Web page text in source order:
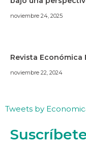
noviembre 24, 2025
Revista Económica
noviembre 22, 2024
Tweets by